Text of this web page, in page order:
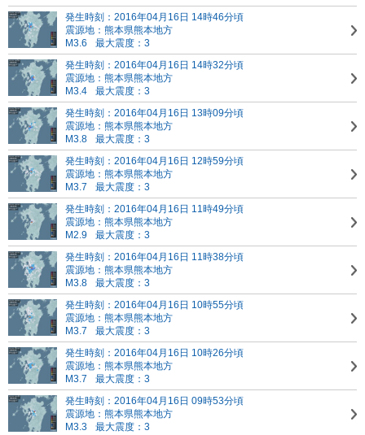
発生時刻：2016年04月16日 14時46分頃
震源地：熊本県熊本地方
M3.6
最大震度：3
発生時刻：2016年04月16日 14時32分頃
震源地：熊本県熊本地方
M3.4
最大震度：3
発生時刻：2016年04月16日 13時09分頃
震源地：熊本県熊本地方
M3.8
最大震度：3
発生時刻：2016年04月16日 12時59分頃
震源地：熊本県熊本地方
M3.7
最大震度：3
発生時刻：2016年04月16日 11時49分頃
震源地：熊本県熊本地方
M2.9
最大震度：3
発生時刻：2016年04月16日 11時38分頃
震源地：熊本県熊本地方
M3.8
最大震度：3
発生時刻：2016年04月16日 10時55分頃
震源地：熊本県熊本地方
M3.7
最大震度：3
発生時刻：2016年04月16日 10時26分頃
震源地：熊本県熊本地方
M3.7
最大震度：3
発生時刻：2016年04月16日 09時53分頃
震源地：熊本県熊本地方
M3.3
最大震度：3